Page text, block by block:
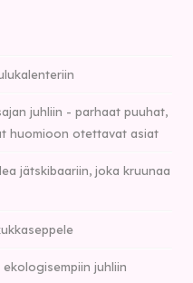
juhliin - parhaat puuhat,
huomioon otettavat asiat
jätskibaariin, joka kruunaa
juhliin